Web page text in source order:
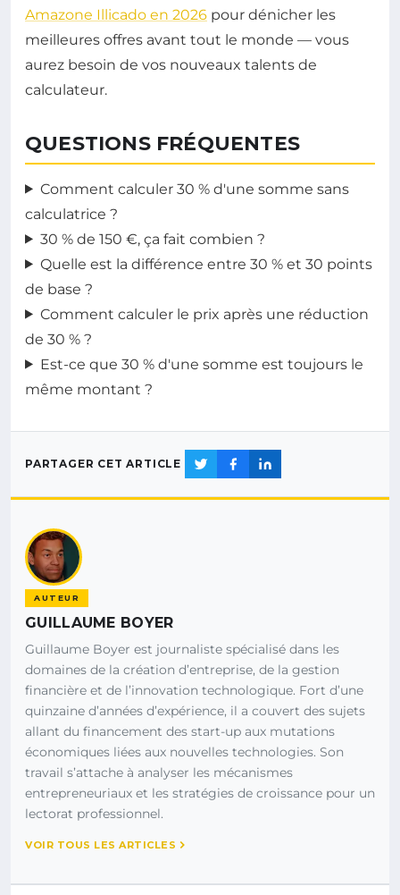
Amazone Illicado en 2026 pour dénicher les
meilleures offres avant tout le monde — vous
aurez besoin de vos nouveaux talents de
calculateur.
QUESTIONS FRÉQUENTES
Comment calculer 30 % d'une somme sans
calculatrice ?
30 % de 150 €, ça fait combien ?
Quelle est la différence entre 30 % et 30 points
de base ?
Comment calculer le prix après une réduction
de 30 % ?
Est-ce que 30 % d'une somme est toujours le
même montant ?
PARTAGER CET ARTICLE
AUTEUR
GUILLAUME BOYER
Guillaume Boyer est journaliste spécialisé dans les
domaines de la création d’entreprise, de la gestion
financière et de l’innovation technologique. Fort d’une
quinzaine d’années d’expérience, il a couvert des sujets
allant du financement des start-up aux mutations
économiques liées aux nouvelles technologies. Son
travail s’attache à analyser les mécanismes
entrepreneuriaux et les stratégies de croissance pour un
lectorat professionnel.
VOIR TOUS LES ARTICLES